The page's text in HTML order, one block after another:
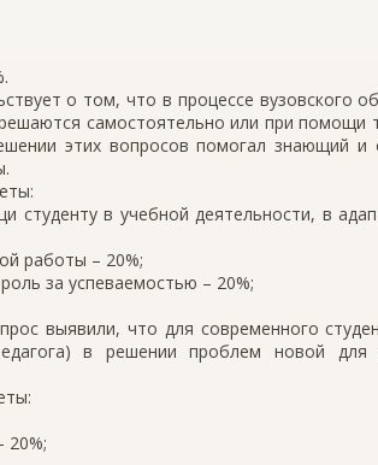
о том, что в процессе вузовского
самостоятельно или при помощи
этих вопросов помогал знающий и
студенту в учебной деятельности, в
работы – 20%;
за успеваемостью – 20%;
выявили, что для современного
в решении проблем новой
20%;